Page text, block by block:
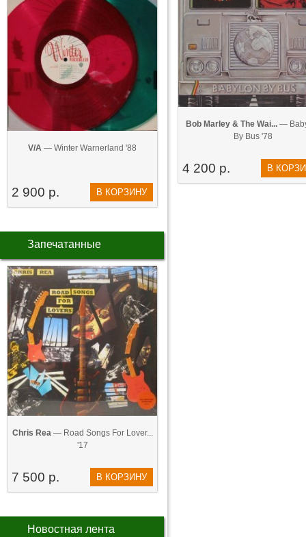
V/A — Winter Warnerland '88
2 900 р. В КОРЗИНУ
Запечатанные
Chris Rea— Road Songs For Lover...
'17
7 500 р. В КОРЗИНУ
Новостная лента
Bob Marley & The Wai... —
By Bus '78
4 200 р. В